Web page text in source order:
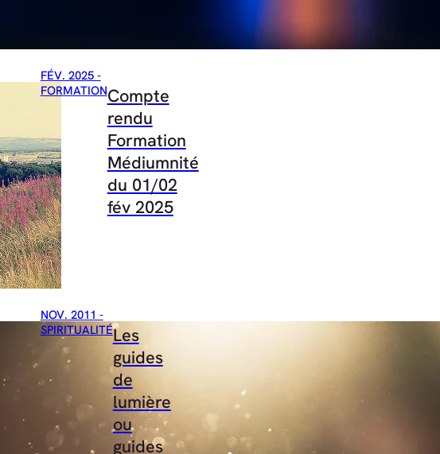
FÉV. 2025 -
FORMATIONCompte
rendu
Formation
Médiumnité
du 01/02
fév 2025
NOV. 2011 -
SPIRITUALITÉLes
guides
de
lumière
ou
guides